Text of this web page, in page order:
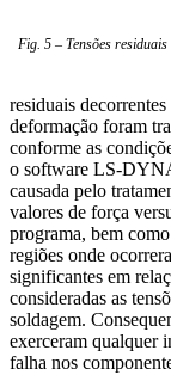
Fig. 5 – Tensões
residuais
deformação foram
conforme as
o software LS-
causada pelo
valores de força
programa, bem
regiões onde
significantes em
consideradas as
soldagem.
exerceram qualquer
falha nos